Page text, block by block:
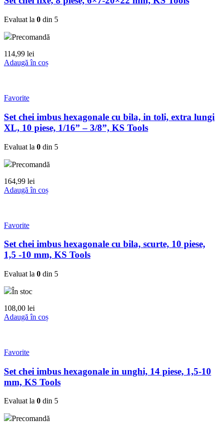
Evaluat la 0 din 5
Precomandă
114,99 lei
Adaugă în coș
Favorite
Set chei imbus hexagonale cu bila, in toli, extra lungi
XL, 10 piese, 1/16” – 3/8”, KS Tools
Evaluat la 0 din 5
Precomandă
164,99 lei
Adaugă în coș
Favorite
Set chei imbus hexagonale cu bila, scurte, 10 piese,
1,5 -10 mm, KS Tools
Evaluat la 0 din 5
În stoc
108,00 lei
Adaugă în coș
Favorite
Set chei imbus hexagonale in unghi, 14 piese, 1,5-10
mm, KS Tools
Evaluat la 0 din 5
Precomandă